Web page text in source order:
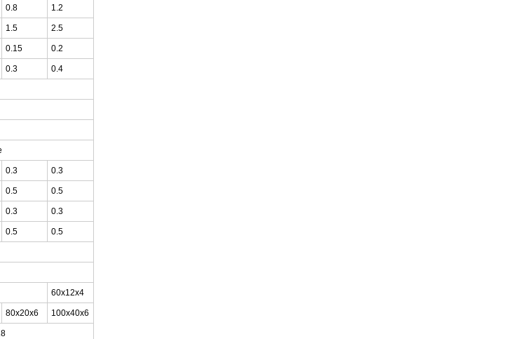
0.8 1.2
1.5 2.5
0.15 0.2
0.3 0.4
0.3 0.3
0.5 0.5
0.3 0.3
0.5 0.5
60x12x4
80x20x6 100x40x6